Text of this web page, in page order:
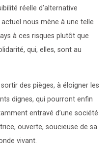
réelle d’alternative
nous mène à une telle
à ces risques plutôt que
qui, elles, sont au
des pièges, à éloigner les
dignes, qui pourront enfin
entravé d’une société
ouverte, soucieuse de sa
vivant.